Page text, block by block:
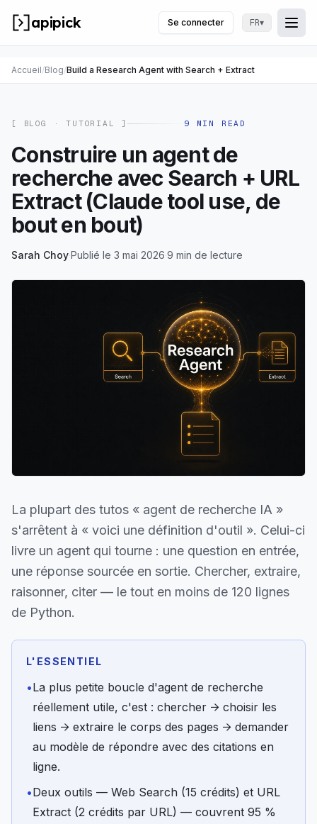
apipick Se connecter FR▾
Accueil/Blog/Build a Research Agent with Search + Extract
[ BLOG ·TUTORIAL ] 9 MIN READ
Construire un agent de
recherche avec Search + URL
Extract (Claude tool use, de
bout en bout)
Sarah Choy·Publié le 3 mai 2026·9 min de lecture
La plupart des tutos « agent de recherche IA »
s'arrêtent à « voici une définition d'outil ». Celui-ci
livre un agent qui tourne : une question en entrée,
une réponse sourcée en sortie. Chercher, extraire,
raisonner, citer — le tout en moins de 120 lignes
de Python.
L'ESSENTIEL
•La plus petite boucle d'agent de recherche
réellement utile, c'est : chercher → choisir les
liens → extraire le corps des pages → demander
au modèle de répondre avec des citations en
ligne.
•Deux outils — Web Search (15 crédits) et URL
Extract (2 crédits par URL) — couvrent 95 %